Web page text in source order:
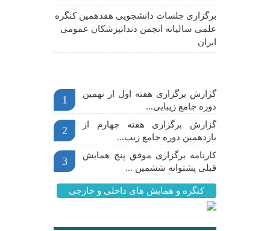
برگزاری جلسات دانشجویی هفدهمین کنگره
علمی سالیانه انجمن دندانپزشکان عمومی
ایران
1
گزارش برگزاری هفته اول از نهمین
دوره جامع زیبایی...
2
گزارش برگزاری هفته چهارم از
یازدهمین دوره جامع زیب...
3
کارنامه برگزاری موفق پنج همایش
قبلی پشتوانه ششمین ...
کنگره و همایش های داخلی و خارجی